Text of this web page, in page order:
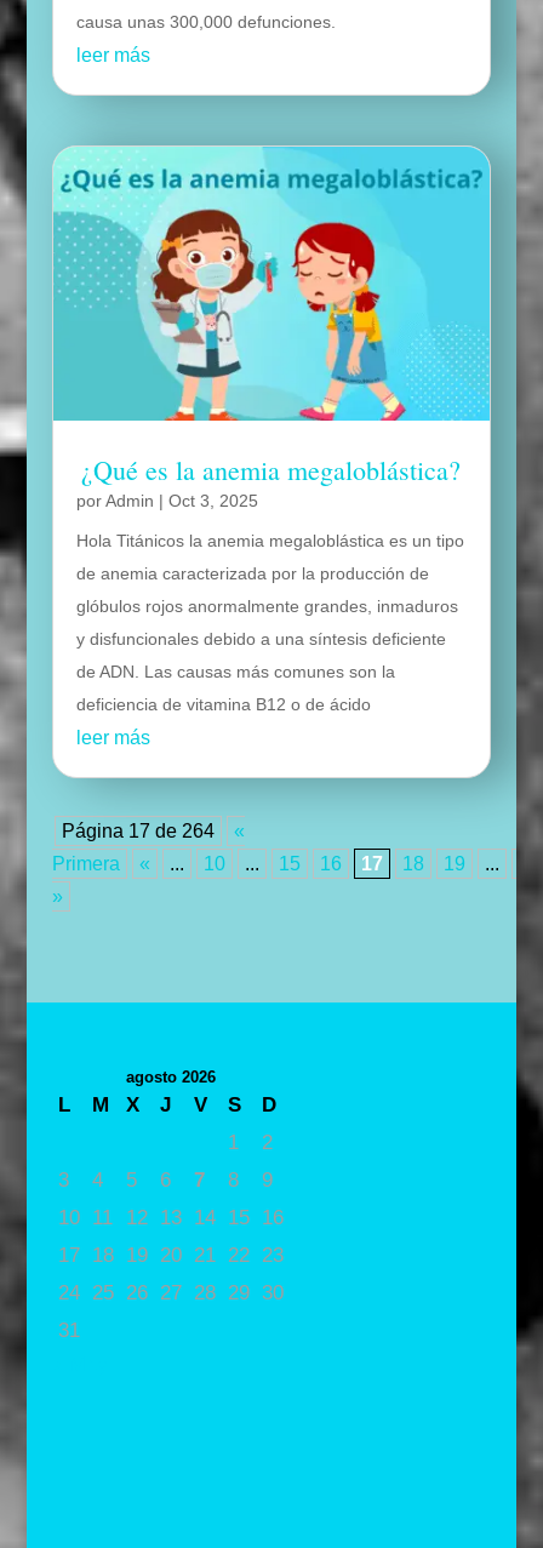
causa unas 300,000 defunciones.
leer más
¿Qué es la anemia megaloblástica?
porAdmin | Oct 3, 2025
Hola Titánicos la anemia megaloblástica es un tipo
de anemia caracterizada por la producción de
glóbulos rojos anormalmente grandes, inmaduros
y disfuncionales debido a una síntesis deficiente
de ADN. Las causas más comunes son la
deficiencia de vitamina B12 o de ácido
leer más
Página 17 de 264
«
Primera
« ... 10 ... 15 16 17 18 19 ...
»
agosto 2026
L M X J V S
D
1
2
3
4 5 6 7 8
9
10
11 12 13 14 15
16
17
18 19 20 21 22
23
24
25 26 27 28 29 30
31